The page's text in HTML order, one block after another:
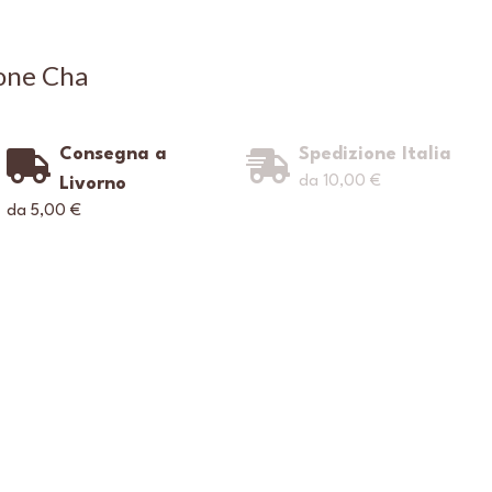
Cha
Consegna a
Livorno
da 5,00 €
Spedizione Italia
da 10,00 €